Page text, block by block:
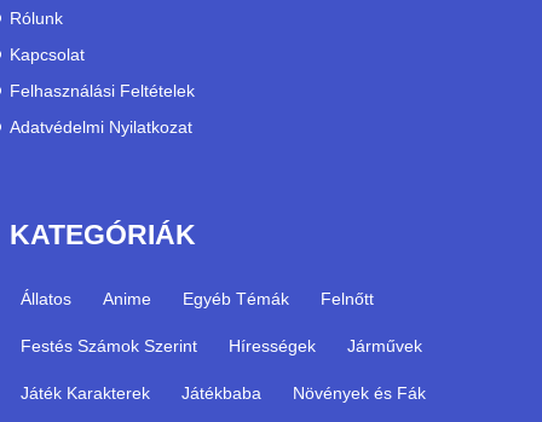
Rólunk
Kapcsolat
Felhasználási Feltételek
Adatvédelmi Nyilatkozat
KATEGÓRIÁK
Állatos Anime Egyéb Témák Felnőtt
Festés Számok Szerint Hírességek Járművek
Játék Karakterek Játékbaba Növények és Fák